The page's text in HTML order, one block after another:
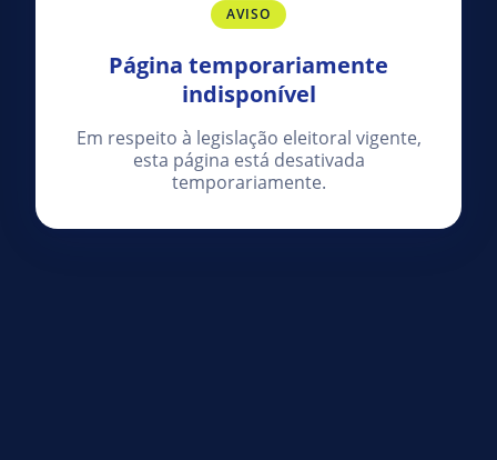
AVISO
Página temporariamente
indisponível
Em respeito à legislação eleitoral vigente,
esta página está desativada
temporariamente.